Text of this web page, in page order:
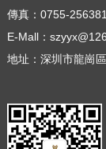
傳真：0755-
E-Mall：
地址：深圳市龍崗